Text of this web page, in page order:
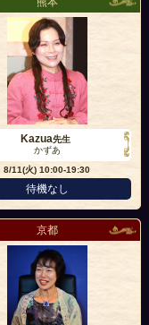
Kazua先生
かずあ
8/11(火)10:00-19:30
待機なし
京都